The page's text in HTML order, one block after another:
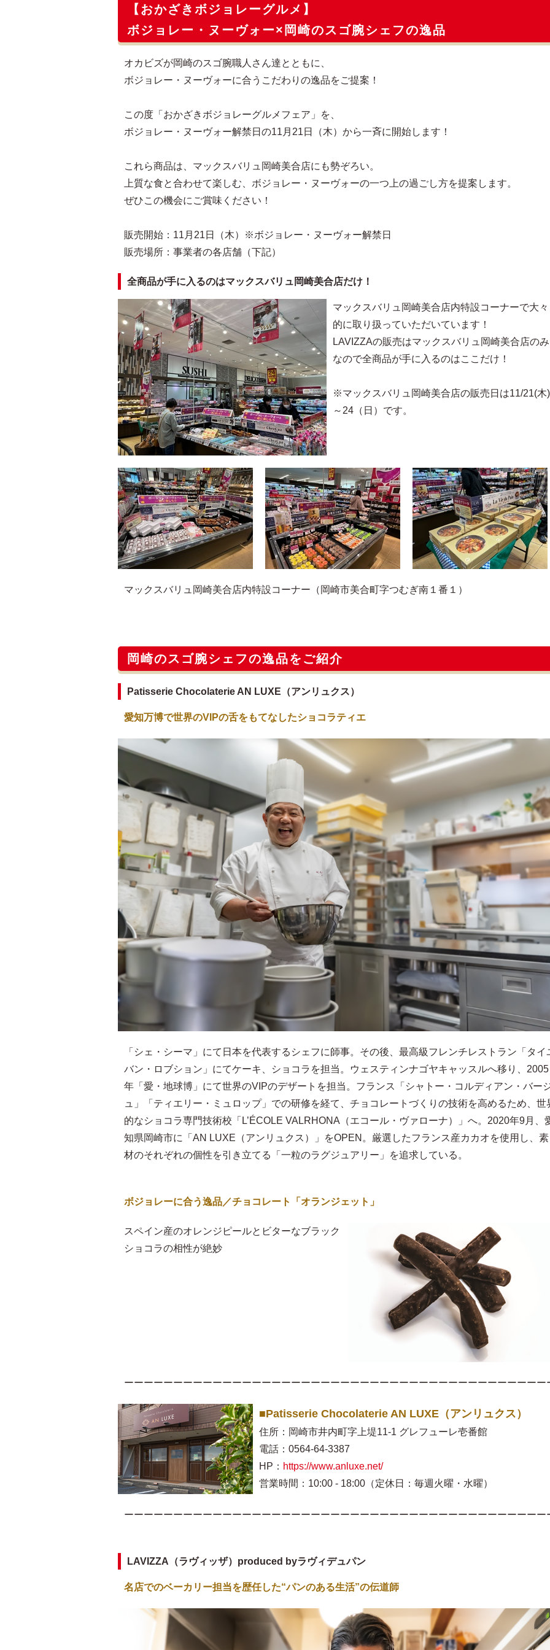
【おかざきボジョレーグルメ】
ボジョレー・ヌーヴォー×岡崎のスゴ腕シェフの逸品
オカビズが岡崎のスゴ腕職人さん達とともに、
ボジョレー・ヌーヴォーに合うこだわりの逸品をご提案！
この度「おかざきボジョレーグルメフェア」を、
ボジョレー・ヌーヴォー解禁日の11月21日（木）から一斉に開始します！
これら商品は、マックスバリュ岡崎美合店にも勢ぞろい。
上質な食と合わせて楽しむ、ボジョレー・ヌーヴォーの一つ上の過ごし方を提案します。
ぜひこの機会にご賞味ください！
販売開始：11月21日（木）※ボジョレー・ヌーヴォー解禁日
販売場所：事業者の各店舗（下記）
全商品が手に入るのはマックスバリュ岡崎美合店だけ！
マックスバリュ岡崎美合店内特設コーナーで大々
的に取り扱っていただいています！
LAVIZZAの販売はマックスバリュ岡崎美合店のみ
なので全商品が手に入るのはここだけ！
※マックスバリュ岡崎美合店の販売日は11/21(木)
～24（日）です。
マックスバリュ岡崎美合店内特設コーナー（岡崎市美合町字つむぎ南１番１）
岡崎のスゴ腕シェフの逸品をご紹介
Patisserie Chocolaterie AN LUXE（アンリュクス）
愛知万博で世界のVIPの舌をもてなしたショコラティエ
「シェ・シーマ」にて日本を代表するシェフに師事。その後、最高級フレンチレストラン「タイ
バン・ロブション」にてケーキ、ショコラを担当。ウェスティンナゴヤキャッスルへ移り、2005
年「愛・地球博」にて世界のVIPのデザートを担当。フランス「シャトー・コルディアン・バー
ュ」「ティエリー・ミュロップ」での研修を経て、チョコレートづくりの技術を高めるため、世
的なショコラ専門技術校「L’ÉCOLE VALRHONA（エコール・ヴァローナ）」へ。2020年9月、
知県岡崎市に「AN LUXE（アンリュクス）」をOPEN。厳選したフランス産カカオを使用し、素
材のそれぞれの個性を引き立てる「一粒のラグジュアリー」を追求している。
ボジョレーに合う逸品／チョコレート「オランジェット」
スペイン産のオレンジピールとビターなブラック
ショコラの相性が絶妙
ーーーーーーーーーーーーーーーーーーーーーーーーーーーーーーーーーーーーーーーーーーー
■Patisserie Chocolaterie AN LUXE（アンリュクス）
住所：岡崎市井内町字上堤11-1 グレフューレ壱番館
電話：0564-64-3387
HP： https://www.anluxe.net/
営業時間：10:00 - 18:00（定休日：毎週火曜・水曜）
ーーーーーーーーーーーーーーーーーーーーーーーーーーーーーーーーーーーーーーーーーーー
LAVIZZA（ラヴィッザ）produced byラヴィデュパン
名店でのベーカリー担当を歴任した“パンのある生活”の伝道師